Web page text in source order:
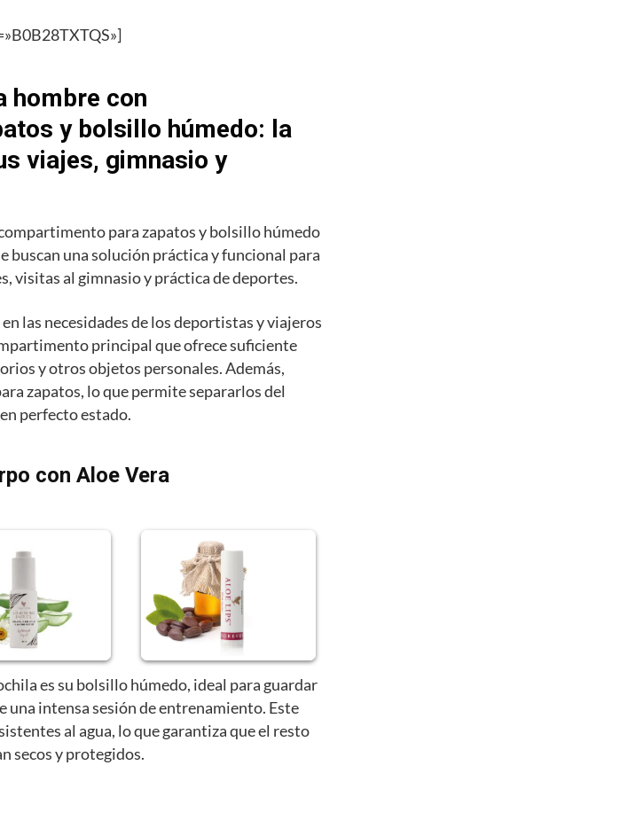
hombre con
y bolsillo húmedo: la
viajes, gimnasio y
para zapatos y bolsillo húmedo
buscan una solución práctica y funcional para
visitas al gimnasio y práctica de deportes.
las necesidades de los deportistas y viajeros
principal que ofrece suficiente
y otros objetos personales. Además,
zapatos, lo que permite separarlos del
perfecto estado.
con Aloe Vera
es su bolsillo húmedo, ideal para guardar
una intensa sesión de entrenamiento. Este
al agua, lo que garantiza que el resto
secos y protegidos.